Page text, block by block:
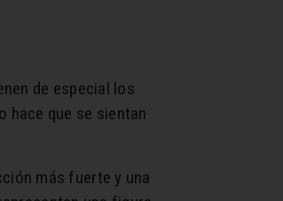
de especial los
hace que se sientan
más fuerte y una